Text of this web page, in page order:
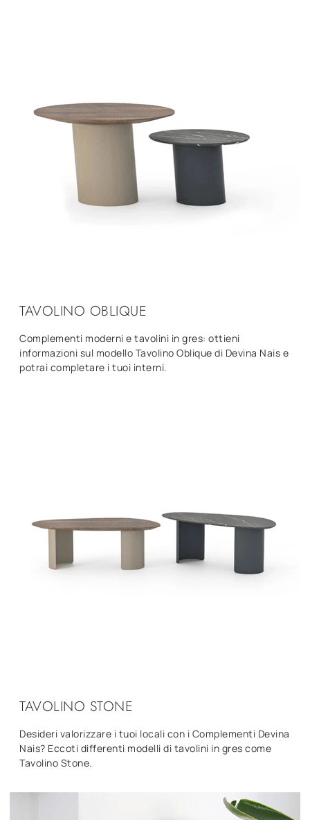
TAVOLINO OBLIQUE
Complementi moderni e tavolini in gres: ottieni
informazioni sul modello Tavolino Oblique di Devina Nais e
potrai completare i tuoi interni.
TAVOLINO STONE
Desideri valorizzare i tuoi locali con i Complementi Devina
Nais? Eccoti differenti modelli di tavolini in gres come
Tavolino Stone.